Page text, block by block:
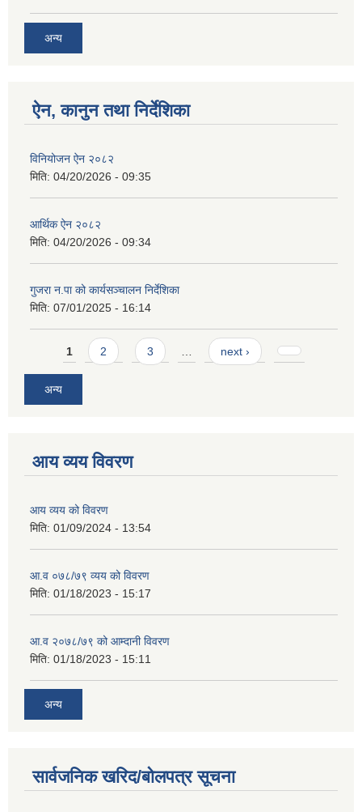
अन्य
ऐन, कानुन तथा निर्देशिका
विनियोजन ऐन २०८२
मिति: 04/20/2026 - 09:35
आर्थिक ऐन २०८२
मिति: 04/20/2026 - 09:34
गुजरा न.पा को कार्यसञ्चालन निर्देशिका
मिति: 07/01/2025 - 16:14
Pages
1 2 3 … next ›
अन्य
आय व्यय विवरण
आय व्यय को विवरण
मिति: 01/09/2024 - 13:54
आ.व ०७८/७९ व्यय को विवरण
मिति: 01/18/2023 - 15:17
आ.व २०७८/७९ को आम्दानी विवरण
मिति: 01/18/2023 - 15:11
अन्य
सार्वजनिक खरिद/बोलपत्र सूचना